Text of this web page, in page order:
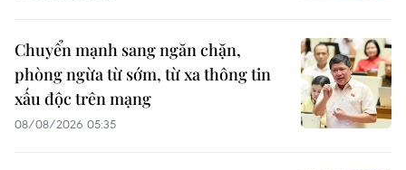
Chuyển mạnh sang ngăn chặn,
phòng ngừa từ sớm, từ xa thông tin
xấu độc trên mạng
08/08/2026 05:35